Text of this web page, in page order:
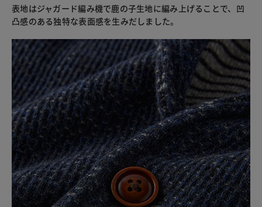
表地はジャガード編み機で鹿の子生地に編み上げることで、凹
凸感のある独特な表面感を生みだしました。